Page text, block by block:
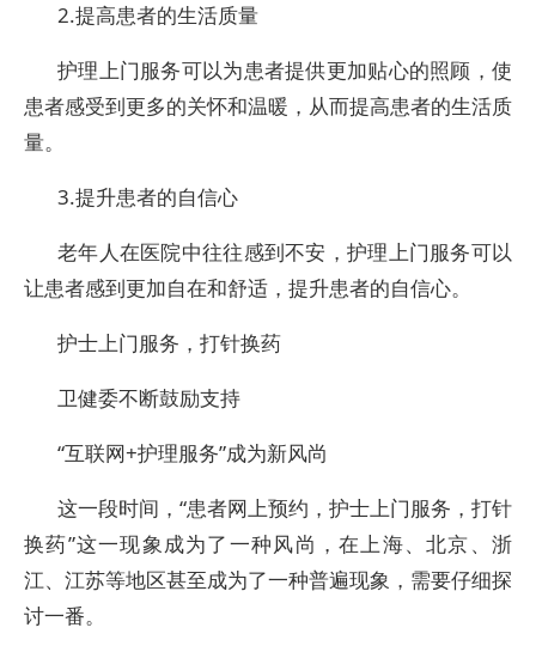
2.提高患者的生活质量
护理上门服务可以为患者提供更加贴心的照顾，使
患者感受到更多的关怀和温暖，从而提高患者的生活质
量。
3.提升患者的自信心
老年人在医院中往往感到不安，护理上门服务可以
让患者感到更加自在和舒适，提升患者的自信心。
护士上门服务，打针换药
卫健委不断鼓励支持
“互联网+护理服务”成为新风尚
这一段时间，“患者网上预约，护士上门服务，打针
换药”这一现象成为了一种风尚，在上海、北京、浙
江、江苏等地区甚至成为了一种普遍现象，需要仔细探
讨一番。